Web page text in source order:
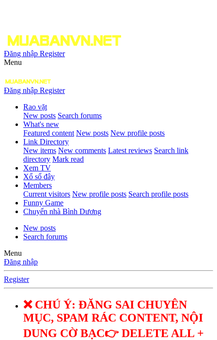
Đăng nhập Register
Menu
Đăng nhập Register
Rao vặt
New posts Search forums
What's new
Featured content New posts New profile posts
Link Directory
New items New comments Latest reviews Search link
directory Mark read
Xem TV
Xổ số đây
Members
Current visitors New profile posts Search profile posts
Funny Game
Chuyển nhà Bình Dương
New posts
Search forums
Menu
Đăng nhập
Register
❌ CHÚ Ý: ĐĂNG SAI CHUYÊN
MỤC, SPAM RÁC CONTENT, NỘI
DUNG CỜ BẠC👉 DELETE ALL +